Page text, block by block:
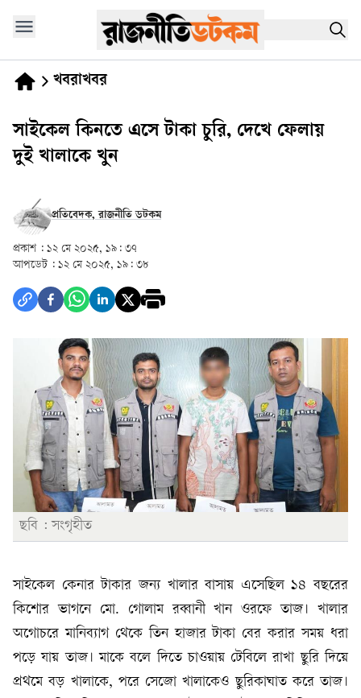
খবরাখবর
সাইকেল কিনতে এসে টাকা চুরি, দেখে ফেলায়
দুই খালাকে খুন
প্রতিবেদক, রাজনীতি ডটকম
প্রকাশ : ১২ মে ২০২৫, ১৯: ৩৭
আপডেট : ১২ মে ২০২৫, ১৯: ৩৮
ছবি : সংগৃহীত
সাইকেল কেনার টাকার জন্য খালার বাসায় এসেছিল ১৪ বছরের
কিশোর ভাগনে মো. গোলাম রব্বানী খান ওরফে তাজ। খালার
অগোচরে মানিব্যাগ থেকে তিন হাজার টাকা বের করার সময় ধরা
পড়ে যায় তাজ। মাকে বলে দিতে চাওয়ায় টেবিলে রাখা ছুরি দিয়ে
প্রথমে বড় খালাকে, পরে সেজো খালাকেও ছুরিকাঘাত করে তাজ।